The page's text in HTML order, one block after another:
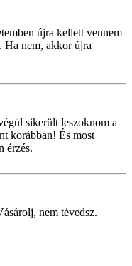
újra kellett vennem
Ha nem, akkor újra
sikerült leszoknom a
korábban! És most
érzés.
nem tévedsz.